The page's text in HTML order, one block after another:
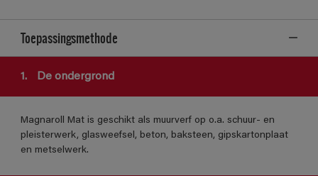
Toepassingsmethode
1. De ondergrond
Magnaroll Mat is geschikt als muurverf op o.a. schuur- en
pleisterwerk, glasweefsel, beton, baksteen, gipskartonplaat
en metselwerk.